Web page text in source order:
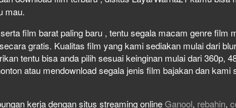
mau.
film barat paling baru , tentu segala macam genre film
gratis. Kualitas film yang kami sediakan mulai dari
tentu bisa anda pilih sesuai keinginan mulai dari 360p,
atau mendownload segala jenis film bajakan dan kami
kerja dengan situs streaming onlineGanool, rebahin,